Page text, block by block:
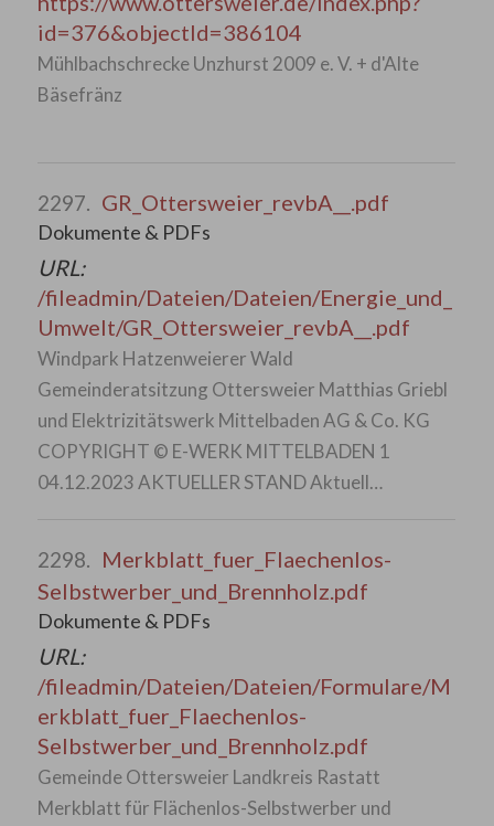
id=376&objectId=386104
Mühlbachschrecke Unzhurst 2009 e. V. + d'Alte
Bäsefränz
2297. GR_Ottersweier_revbA__.pdf
Dokumente & PDFs
URL:
/fileadmin/Dateien/Dateien/Energie_und_
Umwelt/GR_Ottersweier_revbA__.pdf
Windpark Hatzenweierer Wald
Gemeinderatsitzung Ottersweier Matthias Griebl
und Elektrizitätswerk Mittelbaden AG & Co. KG
COPYRIGHT © E-WERK MITTELBADEN 1
04.12.2023 AKTUELLER STAND Aktuell…
2298. Merkblatt_fuer_Flaechenlos-
Selbstwerber_und_Brennholz.pdf
Dokumente & PDFs
URL:
/fileadmin/Dateien/Dateien/Formulare/M
erkblatt_fuer_Flaechenlos-
Selbstwerber_und_Brennholz.pdf
Gemeinde Ottersweier Landkreis Rastatt
Merkblatt für Flächenlos-Selbstwerber und